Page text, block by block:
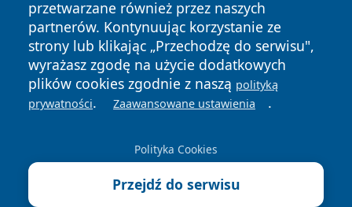
przetwarzane również przez naszych
partnerów. Kontynuując korzystanie ze
strony lub klikając „Przechodzę do serwisu",
wyrażasz zgodę na użycie dodatkowych
plików cookies zgodnie z naszą polityką
prywatności. Zaawansowane ustawienia .
Polityka Cookies
Przejdź do serwisu
Copyright © 2026 24piaseczno.pl Wszystkie prawa
zastrzeżone.
News Autorzy
Polityka
Prywatności
Polityka
Cookies